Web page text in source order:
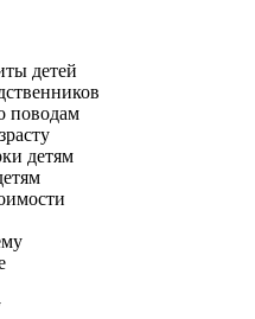
детей
поводам
детям